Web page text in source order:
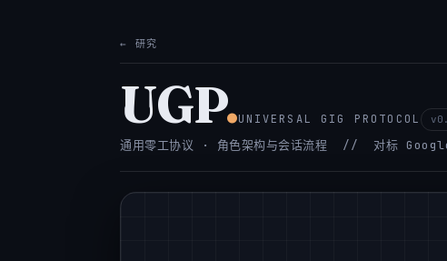
← 研究
UGP.UNIVERSAL GIG PROTOCOL
通用零工协议 · 角色架构与会话流程 // 对标